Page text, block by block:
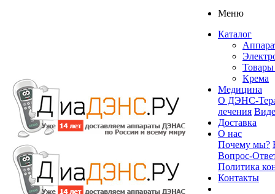
Меню
Каталог
Товары
Крема
Медицина
О ДЭНС-
лечения
Доставка
О нас
Почему мы?
Вопрос-
Политика
Контакты